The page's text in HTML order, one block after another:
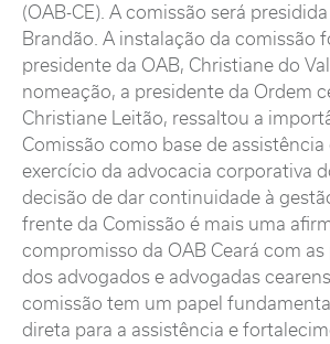
(OAB-CE). A comissão será
Brandão. A instalação da comissão
presidente da OAB, Christiane do
nomeação, a presidente da Ordem
Christiane Leitão, ressaltou a
Comissão como base de assistência
exercício da advocacia corporativa
decisão de dar continuidade à
frente da Comissão é mais uma
compromisso da OAB Ceará com
dos advogados e advogadas
comissão tem um papel
direta para a assistência e